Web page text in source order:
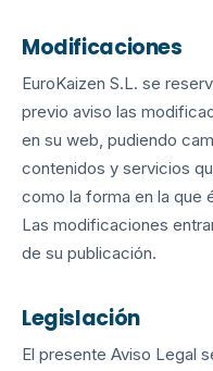
Modificaciones
EuroKaizen S.L. se
previo aviso las
en su web, pudiendo
contenidos y servicios
como la forma en la que
Las modificaciones
de su publicación.
Legislación
El presente Aviso Legal